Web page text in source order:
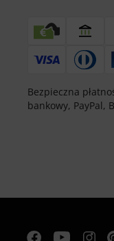
Bezpieczna
bankowy, PayPal,